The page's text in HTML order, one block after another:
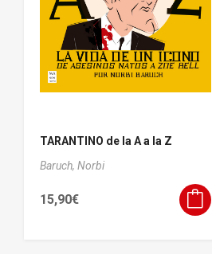
TARANTINO de la A a la Z
Baruch, Norbi
15,90€